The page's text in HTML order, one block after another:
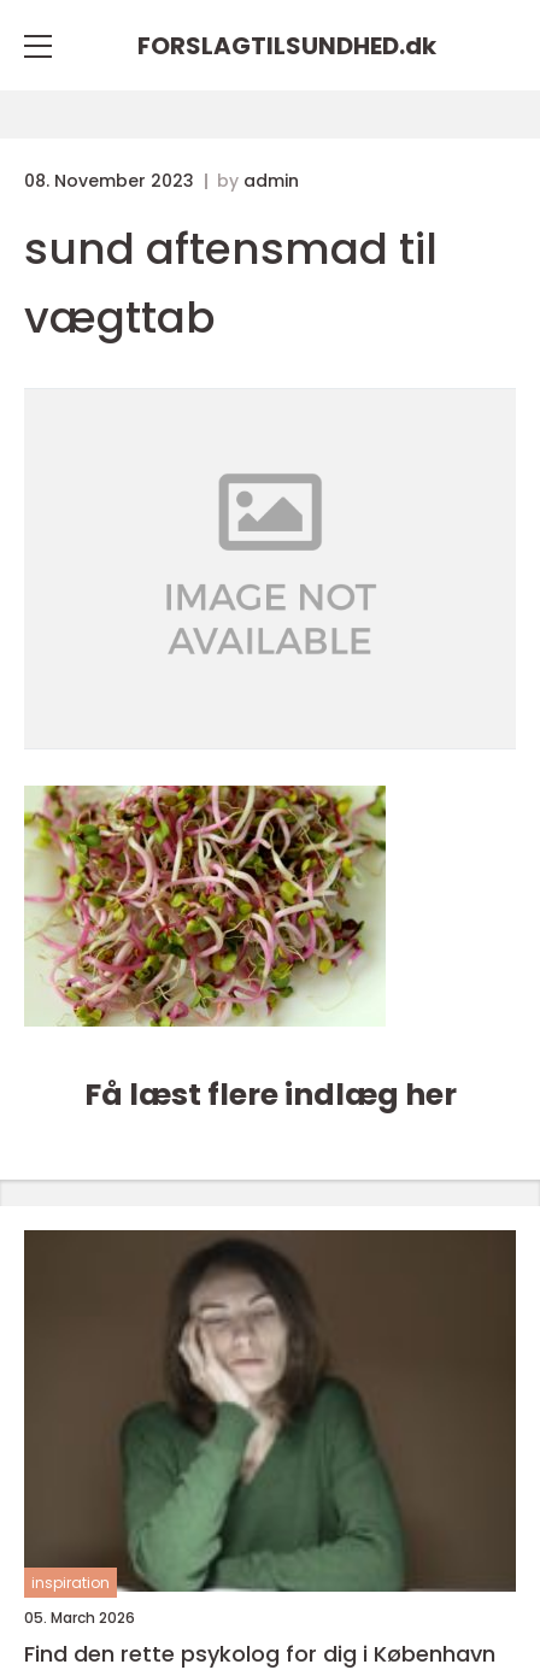
FORSLAGTILSUNDHED.dk
08. November 2023 by admin
sund aftensmad til
vægttab
Få læst flere indlæg her
inspiration
05. March 2026
Find den rette psykolog for dig i København